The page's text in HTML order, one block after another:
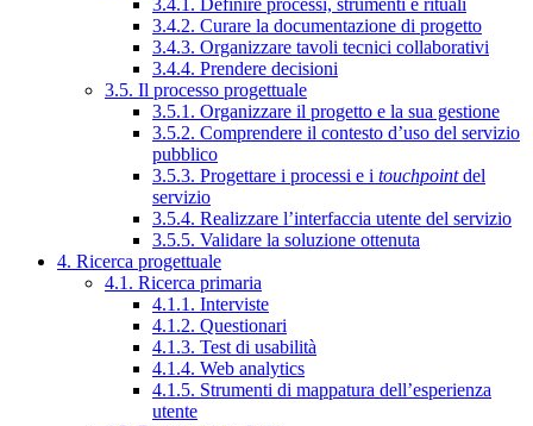
3.4.1. Definire processi, strumenti e rituali
3.4.2. Curare la documentazione di progetto
3.4.3. Organizzare tavoli tecnici collaborativi
3.4.4. Prendere decisioni
3.5. Il processo progettuale
3.5.1. Organizzare il progetto e la sua gestione
3.5.2. Comprendere il contesto d’uso del servizio
pubblico
3.5.3. Progettare i processi e i touchpointdel
servizio
3.5.4. Realizzare l’interfaccia utente del servizio
3.5.5. Validare la soluzione ottenuta
4. Ricerca progettuale
4.1. Ricerca primaria
4.1.1. Interviste
4.1.2. Questionari
4.1.3. Test di usabilità
4.1.4. Web analytics
4.1.5. Strumenti di mappatura dell’esperienza
utente